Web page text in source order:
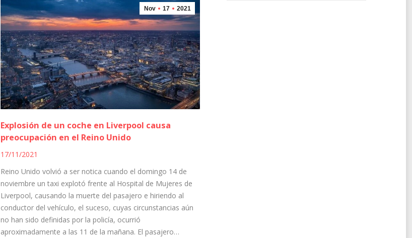
Nov 17 2021
Explosión de un coche en Liverpool causa
preocupación en el Reino Unido
17/11/2021
Reino Unido volvió a ser notica cuando el domingo 14 de
noviembre un taxi explotó frente al Hospital de Mujeres de
Liverpool, causando la muerte del pasajero e hiriendo al
conductor del vehículo, el suceso, cuyas circunstancias aún
no han sido definidas por la policía, ocurrió
aproximadamente a las 11 de la mañana. El pasajero…